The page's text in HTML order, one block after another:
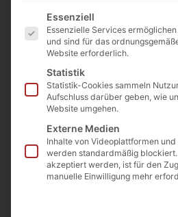
€
Beschreibung
Allseitig gesägt
Handarbeit
Es folgt eine Liste der
Essenziell
Essenzielle Services
und sind für das
Website erforderlich.
Statistik
Statistik-Cookies sammeln
Aufschluss darüber geben, wie
Website umgehen.
Externe Medien
Inhalte von Videoplattformen
werden standardmäßig
akzeptiert werden, ist für den
manuelle Einwilligung mehr